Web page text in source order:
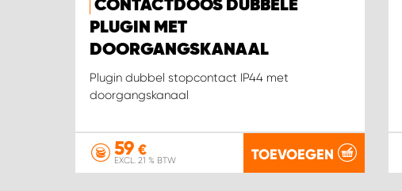
CONTACTDOOS DUBBELE
PLUGIN MET
DOORGANGSKANAAL
Plugin dubbel stopcontact IP44 met
doorgangskanaal
59 €
EXCL. 21 % BTW TOEVOEGEN